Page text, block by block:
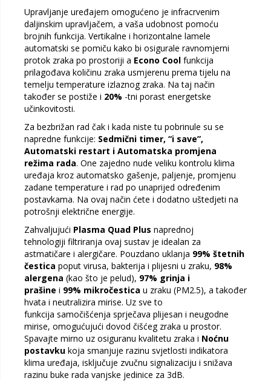
Upravljanje uređajem omogućeno je infracrvenim
daljinskim upravljačem, a vaša udobnost pomoću
brojnih funkcija. Vertikalne i horizontalne lamele
automatski se pomiču kako bi osigurale ravnomjerni
protok zraka po prostoriji a Econo Cool funkcija
prilagođava količinu zraka usmjerenu prema tijelu na
temelju temperature izlaznog zraka. Na taj način
također se postiže i 20% -tni porast energetske
učinkovitosti.
Za bezbrižan rad čak i kada niste tu pobrinule su se
napredne funkcije: Sedmični timer, “i save”,
Automatski restart i Automatska promjena
režima rada. One zajedno nude veliku kontrolu klima
uređaja kroz automatsko gašenje, paljenje, promjenu
zadane temperature i rad po unaprijed određenim
postavkama. Na ovaj način ćete i dodatno uštedjeti na
potrošnji električne energije.
Zahvaljujući Plasma Quad Plus naprednoj
tehnologiji filtriranja ovaj sustav je idealan za
astmatičare i alergičare. Pouzdano uklanja 99% štetnih
čestica poput virusa, bakterija i plijesni u zraku, 98%
alergena (kao što je pelud), 97% grinja i
prašine i 99% mikročestica u zraku (PM2.5), a također
hvata i neutralizira mirise. Uz sve to
funkcija samočišćenja sprječava plijesan i neugodne
mirise, omogućujući dovod čišćeg zraka u prostor.
Spavajte mirno uz osiguranu kvalitetu zraka i Noćnu
postavku koja smanjuje razinu svjetlosti indikatora
klima uređaja, isključuje zvučnu signalizaciju i snižava
razinu buke rada vanjske jedinice za 3dB.